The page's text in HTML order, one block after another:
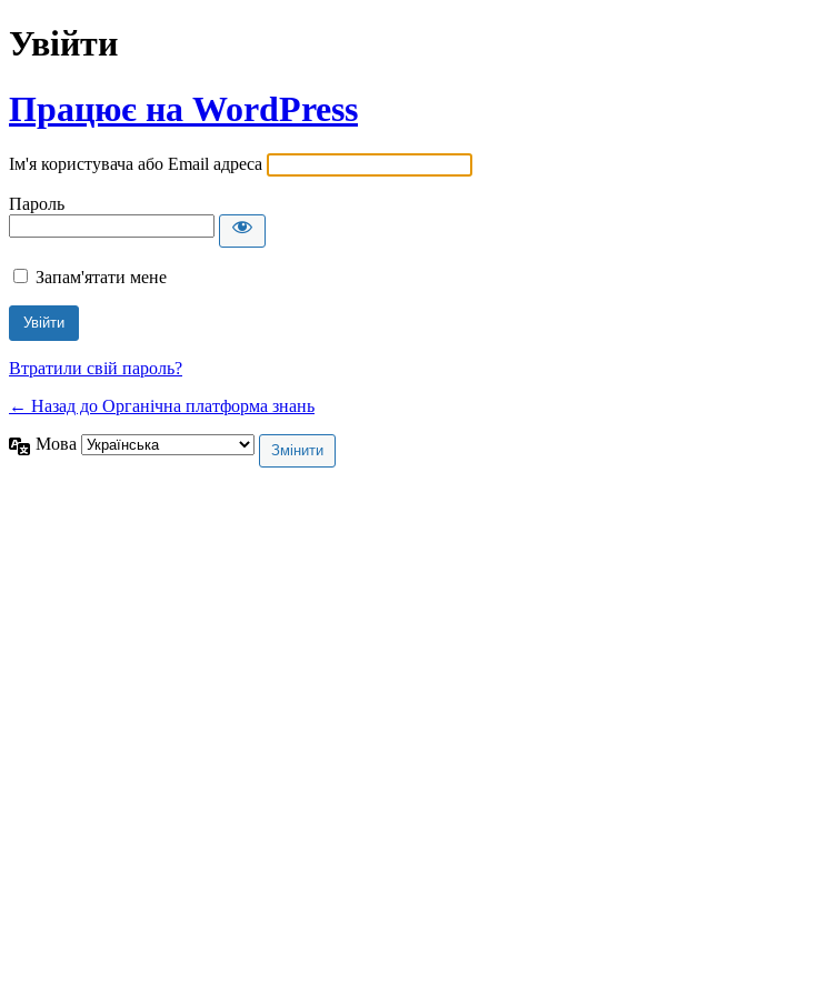
Увійти
Працює на WordPress
Ім'я користувача або Email адреса
Пароль
Запам'ятати мене
Втратили свій пароль?
← Назад до Органічна платформа знань
Мова